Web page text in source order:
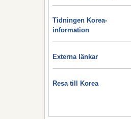
Tidningen Korea-
information
Externa länkar
Resa till Korea